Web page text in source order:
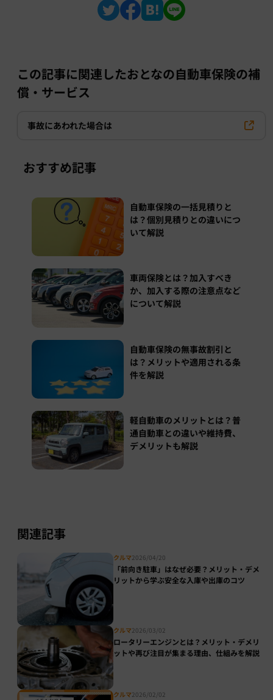
この記事に関連したおとなの自動車保険の補
償・サービス
事故にあわれた場合は
おすすめ記事
自動車保険の一括見積りと
は？個別見積りとの違いにつ
いて解説
車両保険とは？加入すべき
か、加入する際の注意点など
について解説
自動車保険の無事故割引と
は？メリットや適用される条
件を解説
軽自動車のメリットとは？普
通自動車との違いや維持費、
デメリットも解説
関連記事
クルマ2026/04/20
「前向き駐車」はなぜ必要？メリット・デメ
リットから学ぶ安全な入庫や出庫のコツ
クルマ2026/03/02
ロータリーエンジンとは？メリット・デメリ
ットや再び注目が集まる理由、仕組みを解説
クルマ2026/02/02